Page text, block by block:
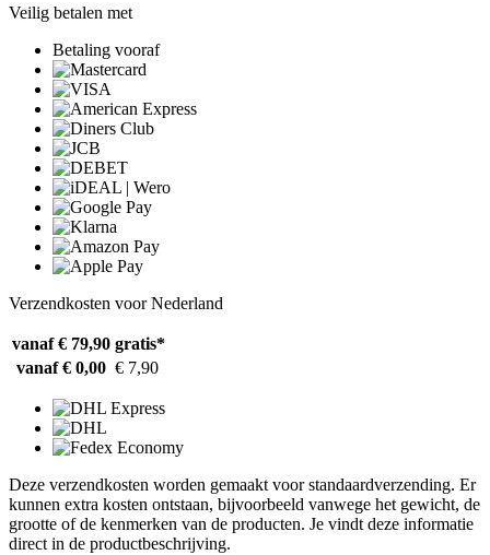
Veilig betalen met
Betaling vooraf
Verzendkosten voor Nederland
vanaf € 79,90 gratis*
vanaf € 0,00 € 7,90
Deze verzendkosten worden gemaakt voor standaardverzending. Er
kunnen extra kosten ontstaan, bijvoorbeeld vanwege het gewicht, de
grootte of de kenmerken van de producten. Je vindt deze informatie
direct in de productbeschrijving.